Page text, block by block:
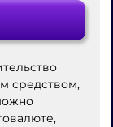
средством,